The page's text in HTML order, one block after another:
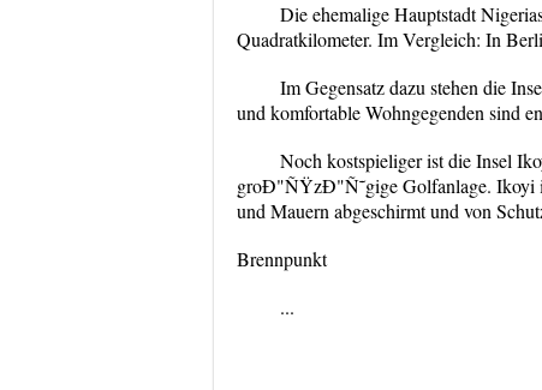
Die ehemalige Hauptstadt
Quadratkilometer. Im Vergleich: In
Im Gegensatz dazu stehen die
und komfortable Wohngegenden sind
Noch kostspieliger ist die Insel
groÐ"ÑŸzÐ"Ñ˜gige Golfanlage. Ikoyi
und Mauern abgeschirmt und von
Brennpunkt
...